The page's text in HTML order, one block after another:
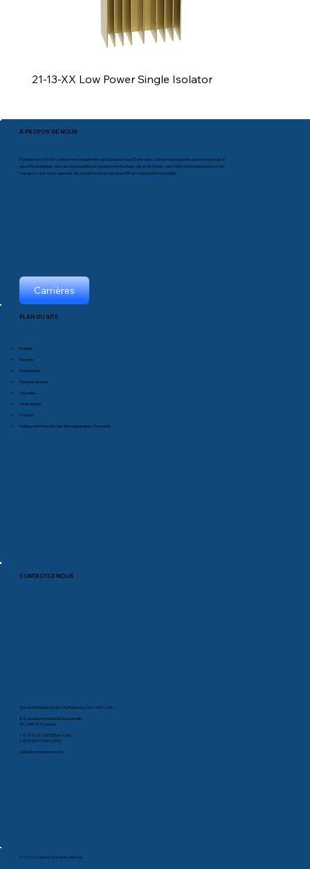
21-13-XX Low Power Single Isolator
À PROPOS DE NOUS
Fondée en 1975 et solidement implantée au Canada et aux États-Unis, Comprod propose aux secteurs de la
sécurité publique, des services publics et gouvernementaux, de la défense, des télécommunications et du
transport une vaste gamme de produits et de services RF de renommée mondiale.
Carrières
PLAN DU SITE
Produits
Marchés
Événements
À propos de nous
Nouvelles
Livres blancs
Contact
Politique de Protection des Renseignements Personnels
CONTACTEZ-NOUS
35A Smithfield Blvd Suite 180Plattsburg, NY 12901, USA
88, boulevard Industriel, Boucherville
QC, J4B 2X2 Canada
1-877-825-2007 (États-Unis)
1-800-603-1454 (CAN)
sales@comprodcom.com
© 2023 Comprod. Tous droits réservés.